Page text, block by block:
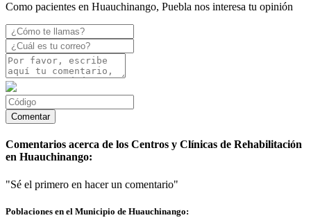
Como pacientes en Huauchinango, Puebla nos interesa tu opinión
Comentarios acerca de los Centros y Clínicas de Rehabilitación
en Huauchinango:
"Sé el primero en hacer un comentario"
Poblaciones en el Municipio de Huauchinango: